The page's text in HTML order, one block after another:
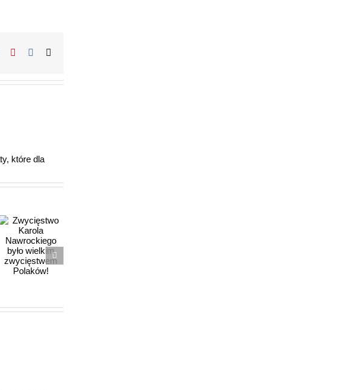
TumblrPinterest
które dla